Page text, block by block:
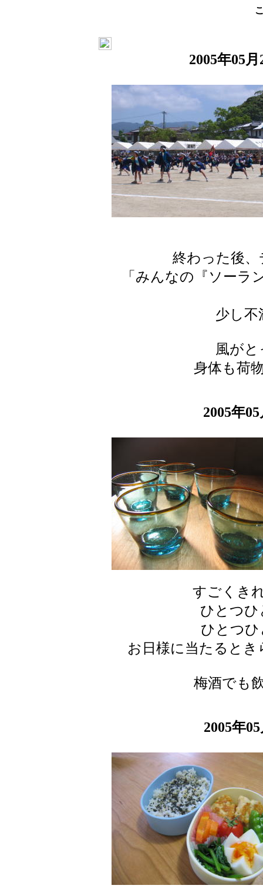
2005年05
終わった後
「みんなの『ソーラ
少し不
風が
身体も荷
2005年
すごくき
ひとつひ
ひとつひ
お日様に当たると
梅酒でも
2005年